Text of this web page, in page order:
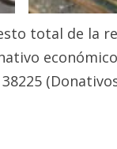
total de la